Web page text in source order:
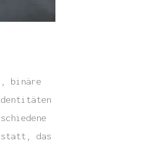
binäre
statt, das